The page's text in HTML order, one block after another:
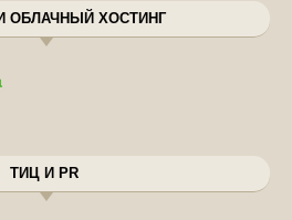
ОБЛАЧНЫЙ ХОСТИНГ
ТИЦ И PR